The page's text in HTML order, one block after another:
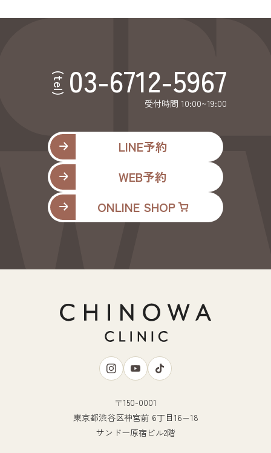
(tel) 03-6712-5967
受付時間 10:00~19:00
LINE予約
WEB予約
ONLINE SHOP
〒150-0001
東京都渋谷区神宮前 6丁目16−18
サンドー原宿ビル2階